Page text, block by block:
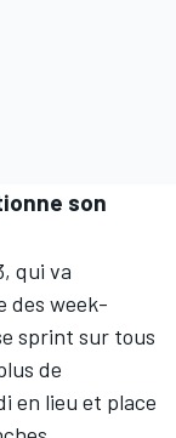
son
qui va
des week-
sprint sur tous
de
en lieu et place